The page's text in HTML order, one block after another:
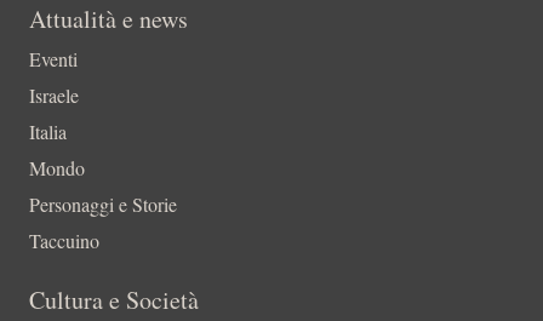
Attualità e news
Eventi
Israele
Italia
Mondo
Personaggi e Storie
Taccuino
Cultura e Società